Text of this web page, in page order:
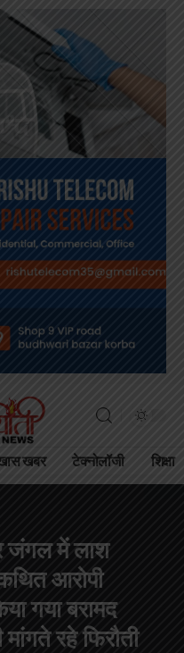
खबर टेक्नोलॉजी शिक्षा
जंगल में लाश
आरोपी
गया बरामद
रहे फिरौती